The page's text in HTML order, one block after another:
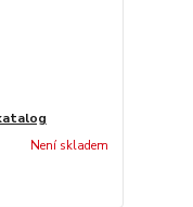
Není skladem